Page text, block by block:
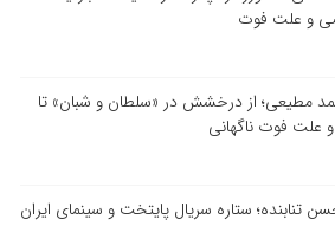
و علت فوت
مطیعی؛ از درخشش در «سلطان و شبان» تا
علت فوت ناگهانی
تنابنده؛ ستاره سریال پایتخت و سینمای ایران